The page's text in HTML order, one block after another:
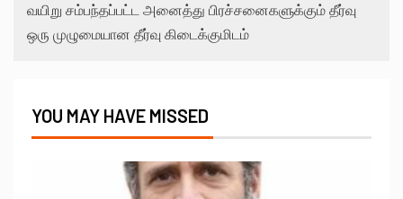
வயிறு சம்பந்தப்பட்ட அனைத்து பிரச்சனைகளுக்கும் தீர்வு
ஒரு முழுமையான தீர்வு கிடைக்குமிடம்
YOU MAY HAVE MISSED